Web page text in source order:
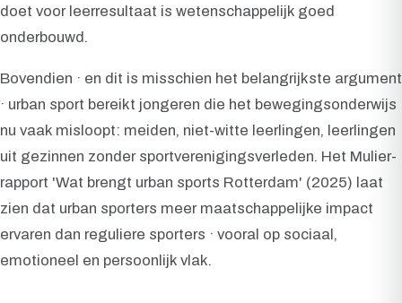
doet voor leerresultaat is wetenschappelijk goed
onderbouwd.
Bovendien · en dit is misschien het belangrijkste argument
· urban sport bereikt jongeren die het bewegingsonderwijs
nu vaak misloopt: meiden, niet-witte leerlingen, leerlingen
uit gezinnen zonder sportverenigingsverleden. Het Mulier-
rapport 'Wat brengt urban sports Rotterdam' (2025) laat
zien dat urban sporters meer maatschappelijke impact
ervaren dan reguliere sporters · vooral op sociaal,
emotioneel en persoonlijk vlak.